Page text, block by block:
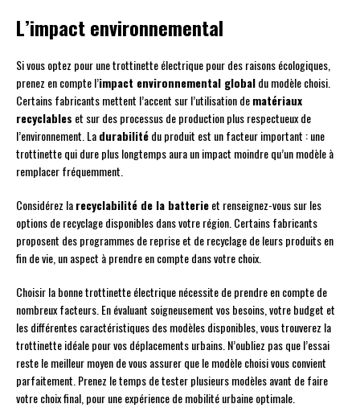
L’impact environnemental
Si vous optez pour une trottinette électrique pour des raisons écologiques,
prenez en compte l’impact environnemental globaldu modèle choisi.
Certains fabricants mettent l’accent sur l’utilisation dematériaux
recyclables et sur des processus de production plus respectueux de
l’environnement. Ladurabilitédu produit est un facteur important : une
trottinette qui dure plus longtemps aura un impact moindre qu’un modèle à
remplacer fréquemment.
Considérez larecyclabilité de la batterieet renseignez-vous sur les
options de recyclage disponibles dans votre région. Certains fabricants
proposent des programmes de reprise et de recyclage de leurs produits en
fin de vie, un aspect à prendre en compte dans votre choix.
Choisir la bonne trottinette électrique nécessite de prendre en compte de
nombreux facteurs. En évaluant soigneusement vos besoins, votre budget et
les différentes caractéristiques des modèles disponibles, vous trouverez la
trottinette idéale pour vos déplacements urbains. N’oubliez pas que l’essai
reste le meilleur moyen de vous assurer que le modèle choisi vous convient
parfaitement. Prenez le temps de tester plusieurs modèles avant de faire
votre choix final, pour une expérience de mobilité urbaine optimale.